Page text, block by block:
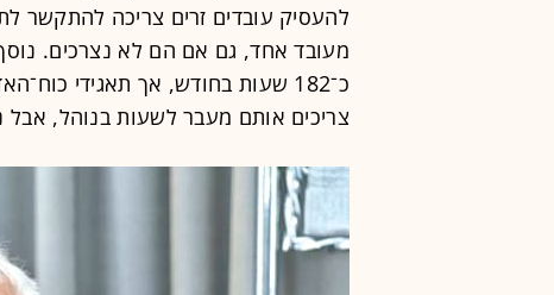
להעסיק עובדים זרים צריכה להתקשר
מעובד אחד, גם אם הם לא נצרכים.
צריכים אותם מעבר לשעות בנוהל,